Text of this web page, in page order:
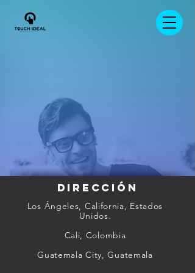
DIRECCIÓN
Los Ángeles, California, Estados
Unidos.
Cali, Colombia
Guatemala City, Guatemala